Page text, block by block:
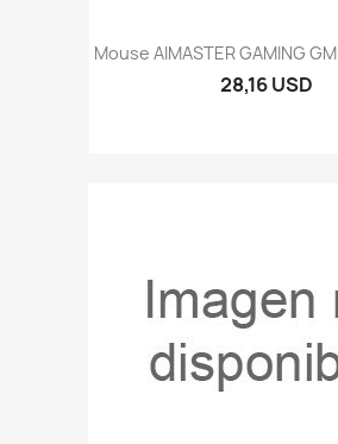
Mouse AIMASTER GAMING
28,16 USD